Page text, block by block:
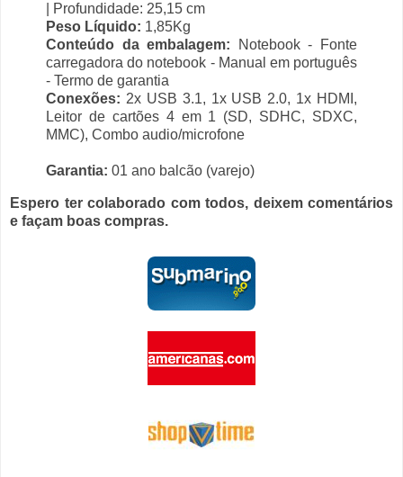
| Profundidade: 25,15 cm
Peso Líquido: 1,85Kg
Conteúdo da embalagem: Notebook - Fonte
carregadora do notebook - Manual em português
- Termo de garantia
Conexões: 2x USB 3.1, 1x USB 2.0, 1x HDMI,
Leitor de cartões 4 em 1 (SD, SDHC, SDXC,
MMC), Combo audio/microfone
Garantia: 01 ano balcão (varejo)
Espero ter colaborado com todos, deixem comentários
e façam boas compras.